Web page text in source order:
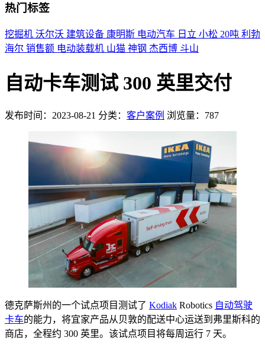
热门标签
挖掘机 沃尔沃 建筑设备 康明斯 电动汽车 日立 小松 20吨 利勃
海尔 销售额 电动装载机 山猫 神钢 杰西博 斗山
自动卡车测试 300 英里交付
发布时间：2023-08-21 分类： 客户案例 浏览量：787
德克萨斯州的一个试点项目测试了 Kodiak Robotics 自动驾驶
卡车的能力，将宜家产品从贝敦的配送中心运送到弗里斯科的
商店，全程约 300 英里。该试点项目将每周运行 7 天。